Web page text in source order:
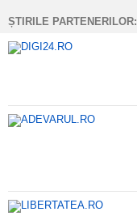
ȘTIRILE PARTENERILOR: